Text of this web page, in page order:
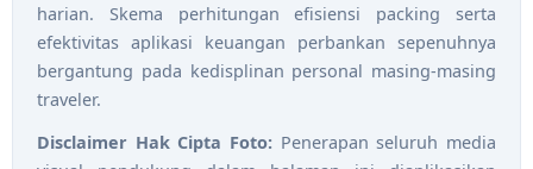
harian. Skema perhitungan efisiensi packing serta
efektivitas aplikasi keuangan perbankan sepenuhnya
bergantung pada kedisplinan personal masing-masing
traveler.
Disclaimer Hak Cipta Foto: Penerapan seluruh media